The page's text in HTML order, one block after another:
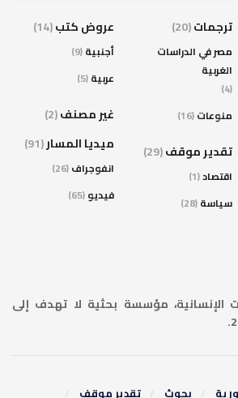
ترجمات(20)
مصر في الدراسات
الغربية
(4)
منوعات(16)
تقدير موقف(29)
اقتصاد(1)
سياسة(28)
عروض كتب(14)
أجنبية(9)
عربية(5)
غير مصنف(2)
ميديا المسار(91)
انفوجراف(26)
فيديو(65)
الإنسانية، مؤسسة بحثية لا تهدف إلى
بحوث تقدير موقف